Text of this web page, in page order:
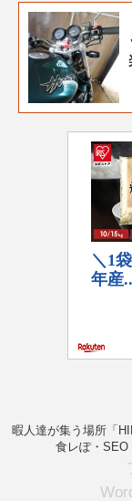
暇人達が集う場所「
食レぽ・SEO